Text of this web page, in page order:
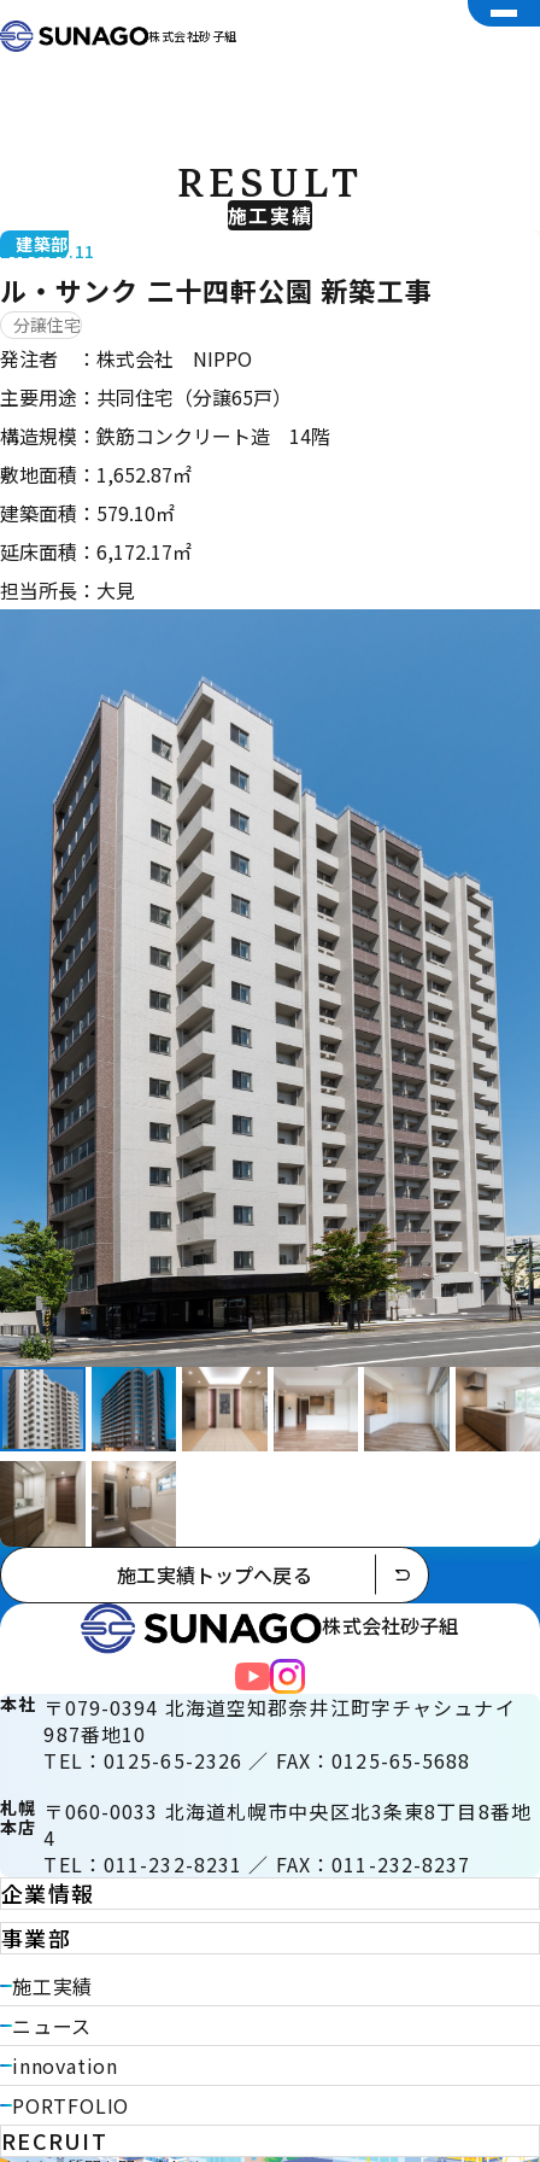
株式会社砂子組
施工実績
RESULT
建築部
2018.10.11
ル・サンク 二十四軒公園 新築工事
分譲住宅
発注者 ：株式会社 NIPPO
主要用途：共同住宅（分譲65戸）
構造規模：鉄筋コンクリート造 14階
敷地面積：1,652.87㎡
建築面積：579.10㎡
延床面積：6,172.17㎡
担当所長：大見
施工実績トップへ戻る
株式会社砂子組
本社 〒079-0394 北海道空知郡奈井江町字チャシュナイ
987番地10
TEL：0125-65-2326 ／ FAX：0125-65-5688
札幌
本店
〒060-0033 北海道札幌市中央区北3条東8丁目8番地
4
TEL：011-232-8231 ／ FAX：011-232-8237
企業情報
事業部
施工実績
ニュース
innovation
PORTFOLIO
RECRUIT